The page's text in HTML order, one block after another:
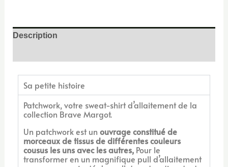
Description
Sa petite histoire
Patchwork, votre sweat-shirt d’allaitement de la
collection Brave Margot.
Un patchwork est un ouvrage constitué de
morceaux de tissus de différentes couleurs
cousus les uns avec les autres,Pour le
transformer en un magnifique pull d’allaitement